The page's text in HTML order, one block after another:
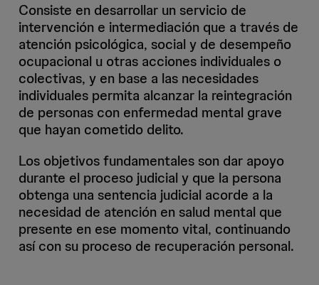
Consiste en desarrollar un servicio de
intervención e intermediación que a través de
atención psicológica, social y de desempeño
ocupacional u otras acciones individuales o
colectivas, y en base a las necesidades
individuales permita alcanzar la reintegración
de personas con enfermedad mental grave
que hayan cometido delito.
Los objetivos fundamentales son dar apoyo
durante el proceso judicial y que la persona
obtenga una sentencia judicial acorde a la
necesidad de atención en salud mental que
presente en ese momento vital, continuando
así con su proceso de recuperación personal.